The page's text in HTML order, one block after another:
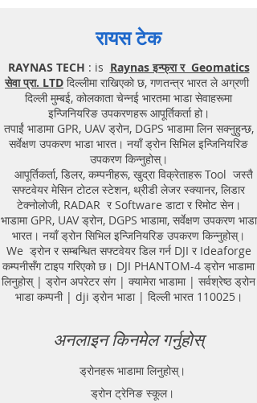
रायस टेक
RAYNAS TECH : is Raynas इन्फ्रा र Geomatics
सेवा प्रा. LTD दिल्लीमा राखिएको छ, गणतन्त्र भारत ले अग्रणी
दिल्ली मुम्बई, कोलकाता चेन्नई भारतमा भाडा सेवाहरूमा
इन्जिनियरिङ उपकरणहरू आपूर्तिकर्ता हो।
तपाईं भाडामा GPR, UAV ड्रोन, DGPS भाडामा लिन सक्नुहुन्छ,
सर्वेक्षण उपकरण भाडा भारत। नयाँ ड्रोन सिभिल इन्जिनियरिङ
उपकरण किन्नुहोस्।
आपूर्तिकर्ता, डिलर, कम्पनीहरू, खुद्रा विक्रेताहरू Tool जस्तै
सफ्टवेयर मेसिन टोटल स्टेशन, थ्रीडी लेजर स्क्यानर, लिडार
टेक्नोलोजी, RADAR र Software डाटा र रिमोट सेन।
भाडामा GPR, UAV ड्रोन, DGPS भाडामा, सर्वेक्षण उपकरण भाडा
भारत। नयाँ ड्रोन सिभिल इन्जिनियरिङ उपकरण किन्नुहोस्।
We ड्रोन र सम्बन्धित सफ्टवेयर डिल गर्न DJI र Ideaforge
कम्पनीसँग टाइप गरिएको छ। DJI PHANTOM-4 ड्रोन भाडामा
लिनुहोस् | ड्रोन अपरेटर संग | क्यामेरा भाडामा | सर्वश्रेष्ठ ड्रोन
भाडा कम्पनी | dji ड्रोन भाडा | दिल्ली भारत 110025।
अनलाइन किनमेल गर्नुहोस्
ड्रोनहरू भाडामा लिनुहोस्।
ड्रोन ट्रेनिङ स्कूल।